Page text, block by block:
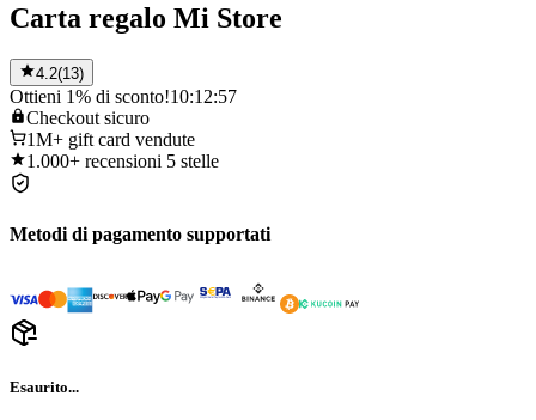
Carta regalo Mi Store
4.2(13)
Ottieni 1% di sconto!10:12:57
Checkout sicuro
1M+ gift card vendute
1.000+ recensioni 5 stelle
Metodi di pagamento supportati
Esaurito...